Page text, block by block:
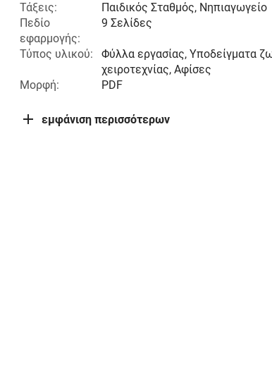
Τάξεις: Παιδικός Σταθμός, Νηπιαγωγείο
Πεδίο
εφαρμογής:
9 Σελίδες
Τύπος υλικού:
Φύλλα εργασίας, Υποδείγματα
χειροτεχνίας, Αφίσες
Μορφή:
PDF
εμφάνιση περισσότερων